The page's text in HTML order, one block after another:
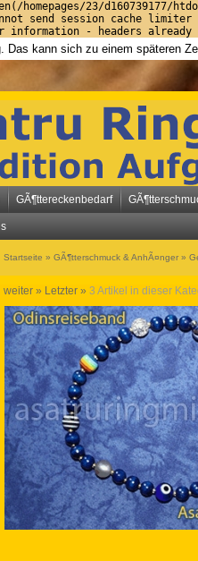
homepages/23/d160739177/
send session cache limiter
information - headers
Das kann sich zu einem späteren
GÃ¶ttereckenbedarf
Startseite » GÃ¶tterschmuck & AnhÃ¤nger »
weiter » Letzter » 3 Artikel in dieser